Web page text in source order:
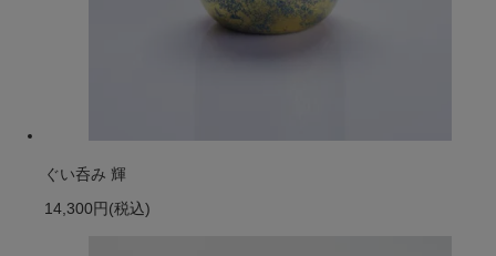
ぐい呑み 輝
14,300円 (税込)